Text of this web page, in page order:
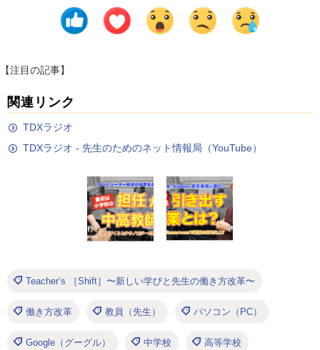
【注目の記事】
関連リンク
TDXラジオ
TDXラジオ - 先生のためのネット情報局（YouTube）
Teacher’s ［Shift］〜新しい学びと先生の働き方改革〜
働き方改革 教員（先生） パソコン（PC）
Google（グーグル） 中学校 高等学校